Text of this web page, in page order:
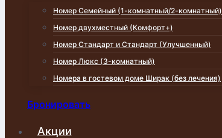
Номер Семейный (1-комнатный/2-комнатный)
Номер двухместный (Комфорт+)
Номер Стандарт и Стандарт (Улучшенный)
Номер Люкс (3-комнатный)
Номера в гостевом доме Ширак (без лечения)
Бронировать
Акции